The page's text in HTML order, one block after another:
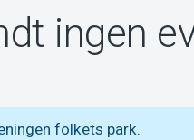
ingen
folkets park.